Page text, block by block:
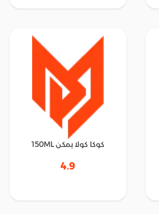
كوكا كولا يمكن 150ML
4.9